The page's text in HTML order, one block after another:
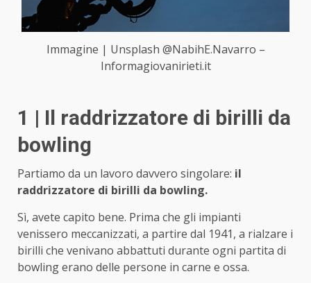
Immagine | Unsplash @NabihE.Navarro –
Informagiovanirieti.it
1 | Il raddrizzatore di birilli da
bowling
Partiamo da un lavoro davvero singolare: il
raddrizzatore di birilli da bowling.
Sì, avete capito bene. Prima che gli impianti
venissero meccanizzati, a partire dal 1941, a rialzare i
birilli che venivano abbattuti durante ogni partita di
bowling erano delle persone in carne e ossa.